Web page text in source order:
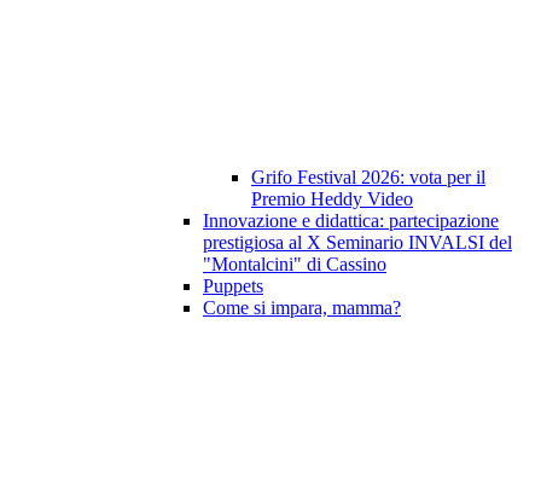
Grifo Festival 2026: vota per il
Premio Heddy Video
Innovazione e didattica: partecipazione
prestigiosa al X Seminario INVALSI del
"Montalcini" di Cassino
Puppets
Come si impara, mamma?